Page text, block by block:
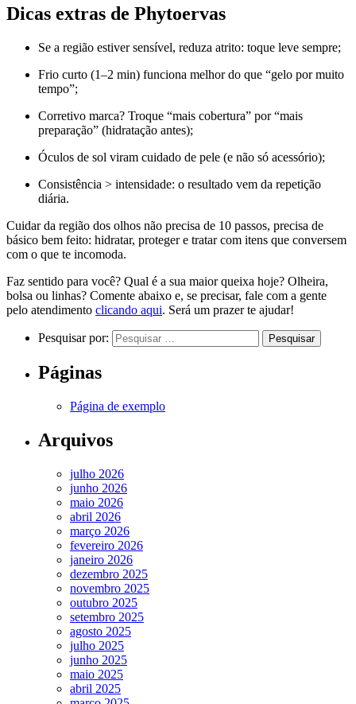
Dicas extras de Phytoervas
Se a região estiver sensível, reduza atrito: toque leve sempre;
Frio curto (1–2 min) funciona melhor do que “gelo por muito
tempo”;
Corretivo marca? Troque “mais cobertura” por “mais
preparação” (hidratação antes);
Óculos de sol viram cuidado de pele (e não só acessório);
Consistência > intensidade: o resultado vem da repetição
diária.
Cuidar da região dos olhos não precisa de 10 passos, precisa de
básico bem feito: hidratar, proteger e tratar com itens que conversem
com o que te incomoda.
Faz sentido para você? Qual é a sua maior queixa hoje? Olheira,
bolsa ou linhas? Comente abaixo e, se precisar, fale com a gente
pelo atendimento clicando aqui. Será um prazer te ajudar!
Pesquisar por:
Páginas
Página de exemplo
Arquivos
julho 2026
junho 2026
maio 2026
abril 2026
março 2026
fevereiro 2026
janeiro 2026
dezembro 2025
novembro 2025
outubro 2025
setembro 2025
agosto 2025
julho 2025
junho 2025
maio 2025
abril 2025